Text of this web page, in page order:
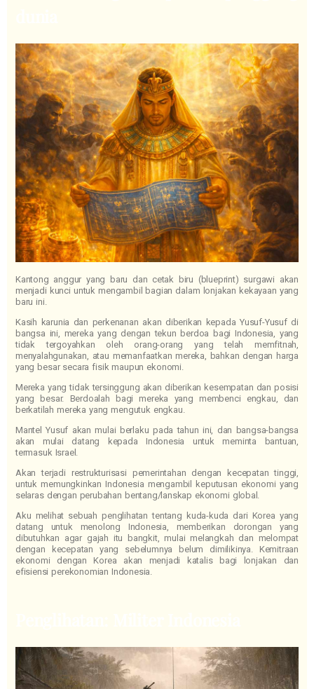
Kantong anggur yang baru dan cetak biru (blueprint) surgawi akan
menjadi kunci untuk mengambil bagian dalam lonjakan kekayaan yang
baru ini.
Kasih karunia dan perkenanan akan diberikan kepada Yusuf-Yusuf di
bangsa ini, mereka yang dengan tekun berdoa bagi Indonesia, yang
tidak tergoyahkan oleh orang-orang yang telah memfitnah,
menyalahgunakan, atau memanfaatkan mereka, bahkan dengan harga
yang besar secara fisik maupun ekonomi.
Mereka yang tidak tersinggung akan diberikan kesempatan dan posisi
yang besar. Berdoalah bagi mereka yang membenci engkau, dan
berkatilah mereka yang mengutuk engkau.
Mantel Yusuf akan mulai berlaku pada tahun ini, dan bangsa-bangsa
akan mulai datang kepada Indonesia untuk meminta bantuan,
termasuk Israel.
Akan terjadi restrukturisasi pemerintahan dengan kecepatan tinggi,
untuk memungkinkan Indonesia mengambil keputusan ekonomi yang
selaras dengan perubahan bentang/lanskap ekonomi global.
Aku melihat sebuah penglihatan tentang kuda-kuda dari Korea yang
datang untuk menolong Indonesia, memberikan dorongan yang
dibutuhkan agar gajah itu bangkit, mulai melangkah dan melompat
dengan kecepatan yang sebelumnya belum dimilikinya. Kemitraan
ekonomi dengan Korea akan menjadi katalis bagi lonjakan dan
efisiensi perekonomian Indonesia.